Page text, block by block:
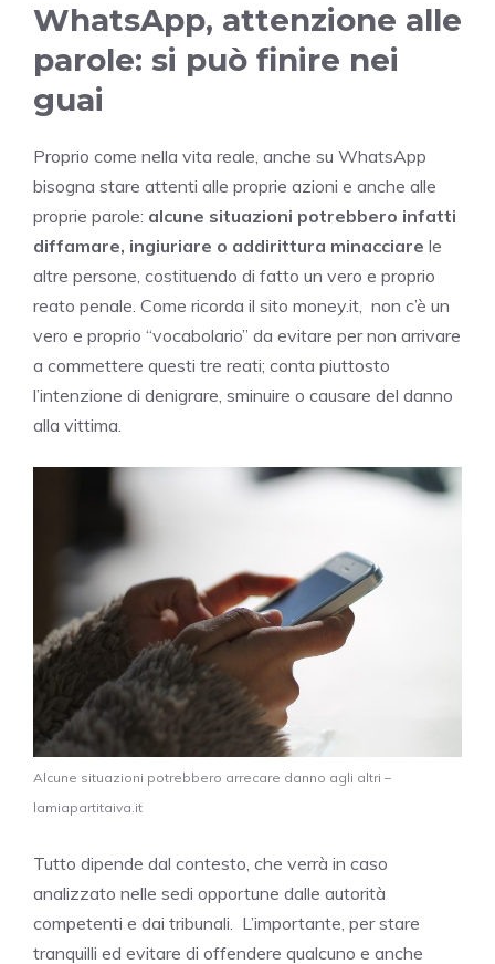
WhatsApp, attenzione alle
parole: si può finire nei
guai
Proprio come nella vita reale, anche su WhatsApp
bisogna stare attenti alle proprie azioni e anche alle
proprie parole: alcune situazioni potrebbero infatti
diffamare, ingiuriare o addirittura minacciare le
altre persone, costituendo di fatto un vero e proprio
reato penale. Come ricorda il sito money.it, non c’è un
vero e proprio “vocabolario” da evitare per non arrivare
a commettere questi tre reati; conta piuttosto
l’intenzione di denigrare, sminuire o causare del danno
alla vittima.
Alcune situazioni potrebbero arrecare danno agli altri –
lamiapartitaiva.it
Tutto dipende dal contesto, che verrà in caso
analizzato nelle sedi opportune dalle autorità
competenti e dai tribunali. L’importante, per stare
tranquilli ed evitare di offendere qualcuno e anche